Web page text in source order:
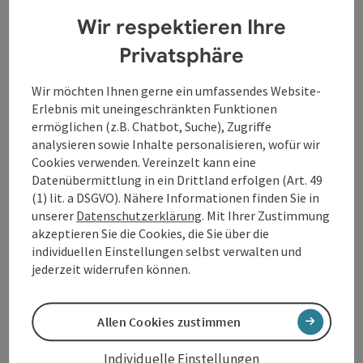
Öffnungszeiten
Anreise/Lage
Barrierefreiheit
Beitrag merken
PDF erstellen
Beitrag drucken
Wir respektieren Ihre
Privatsphäre
Wir möchten Ihnen gerne ein umfassendes Website-
Erlebnis mit uneingeschränkten Funktionen
ermöglichen (z.B. Chatbot, Suche), Zugriffe
analysieren sowie Inhalte personalisieren, wofür wir
Cookies verwenden. Vereinzelt kann eine
Datenübermittlung in ein Drittland erfolgen (Art. 49
(1) lit. a DSGVO). Nähere Informationen finden Sie in
unserer Datenschutzerklärung. Mit Ihrer Zustimmung
akzeptieren Sie die Cookies, die Sie über die
individuellen Einstellungen selbst verwalten und
jederzeit widerrufen können.
Allen Cookies zustimmen